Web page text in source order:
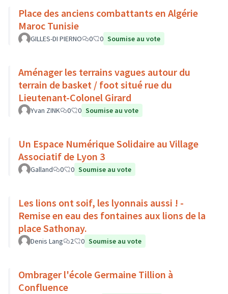
Place des anciens combattants en Algérie
Maroc Tunisie
GILLES-DI PIERNO 0 0 Soumise au vote
Aménager les terrains vagues autour du
terrain de basket / foot situé rue du
Lieutenant-Colonel Girard
Yvan ZINK 0 0 Soumise au vote
Un Espace Numérique Solidaire au Village
Associatif de Lyon 3
Galland 0 0 Soumise au vote
Les lions ont soif, les lyonnais aussi ! -
Remise en eau des fontaines aux lions de la
place Sathonay.
Denis Lang 2 0 Soumise au vote
Ombrager l'école Germaine Tillion à
Confluence